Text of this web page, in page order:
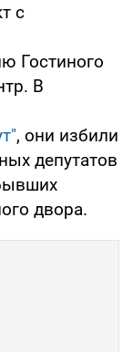
с
Гостиного
В
, они избили
депутатов
двора.